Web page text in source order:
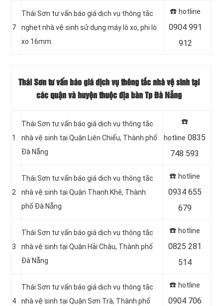
7
Thái Sơn tư vấn báo giá dịch vụ thông tắc
nghẹt nhà vệ sinh sử dụng máy lò xo, phi lò
xo 16mm.
☎️ hotline
0904 991
912
Thái Sơn tư vấn báo giá dịch vụ thông tắc nhà vệ sinh tại
các quận và huyện thuộc địa bàn Tp Đà Nẵng
1
Thái Sơn tư vấn báo giá dịch vụ thông tắc
nhà vệ sinh tại Quận Liên Chiểu, Thành phố
Đà Nẵng
☎️
hotline 0835
748 593
2
Thái Sơn tư vấn báo giá dịch vụ thông tắc
nhà vệ sinh tại Quận Thanh Khê, Thành
phố Đà Nẵng
☎️ hotline
0934 655
679
3
Thái Sơn tư vấn báo giá dịch vụ thông tắc
nhà vệ sinh tại Quận Hải Châu, Thành phố
Đà Nẵng
☎️ hotline
0825 281
514
4
Thái Sơn tư vấn báo giá dịch vụ thông tắc
nhà vệ sinh tại Quận Sơn Trà, Thành phố
☎️ hotline
0904 706